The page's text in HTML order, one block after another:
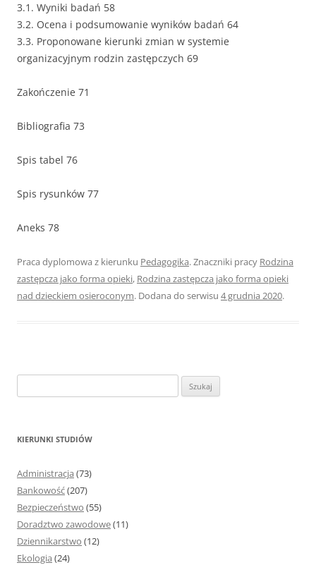
3.1. Wyniki badań 58
3.2. Ocena i podsumowanie wyników badań 64
3.3. Proponowane kierunki zmian w systemie
organizacyjnym rodzin zastępczych 69
Zakończenie 71
Bibliografia 73
Spis tabel 76
Spis rysunków 77
Aneks 78
Praca dyplomowa z kierunku Pedagogika. Znaczniki pracy Rodzina
zastępcza jako forma opieki, Rodzina zastępcza jako forma opieki
nad dzieckiem osieroconym. Dodana do serwisu 4 grudnia 2020.
z
KIERUNKI STUDIÓW
Administracja (73)
Bankowość(207)
Bezpieczeństwo (55)
Doradztwo zawodowe(11)
Dziennikarstwo (12)
Ekologia (24)